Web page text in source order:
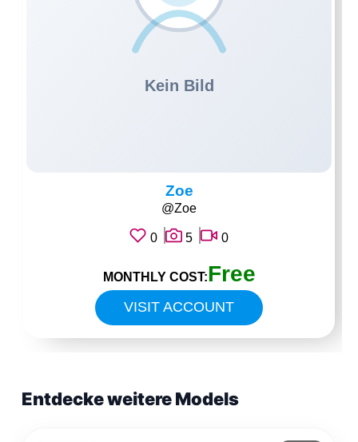
Zoe
@Zoe
0 5 0
VISIT ACCOUNT
MONTHLY COST:Free
Entdecke weitere Models